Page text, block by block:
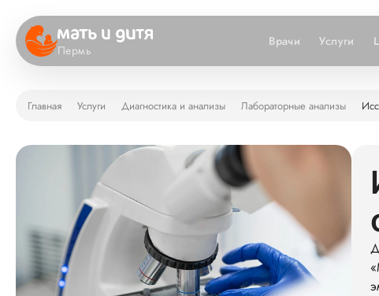
Пермь
Врачи Услуги
Главная Услуги Диагностика и анализы Лабораторные анализы